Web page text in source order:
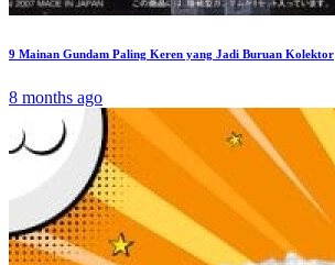
9 Mainan Gundam Paling Keren yang Jadi Buruan Kolektor
8 months ago